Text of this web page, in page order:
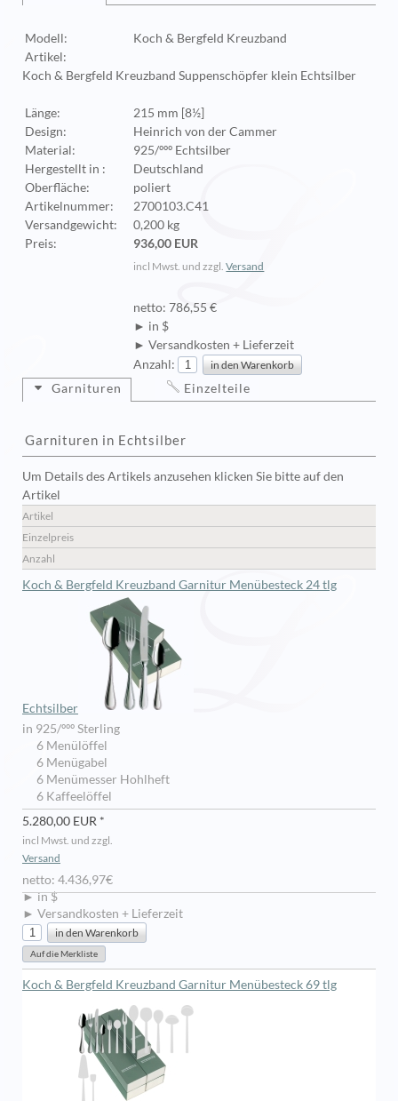
Modell:
Koch & Bergfeld Kreuzband
Artikel:
Koch & Bergfeld Kreuzband Suppenschöpfer klein Echtsilber
Länge:
215 mm [8½]
Design:
Heinrich von der Cammer
Material:
925/ººº Echtsilber
Hergestellt in :
Deutschland
Oberfläche:
poliert
Artikelnummer:
2700103.C41
Versandgewicht:
0,200 kg
Preis: 936,00 EUR
incl Mwst. und zzgl.Versand
netto: 786,55 €
► in $
► Versandkosten + Lieferzeit
Anzahl:
Garnituren
Garnituren in Echtsilber
Um Details des Artikels anzusehen klicken Sie bitte auf den
Artikel
Artikel
Einzelpreis
Anzahl
Koch & Bergfeld Kreuzband Garnitur Menübesteck 24 tlg
Echtsilber
in 925/ººº Sterling
6 Menülöffel
6 Menügabel
6 Menümesser Hohlheft
6 Kaffeelöffel
5.280,00 EUR *
incl Mwst. und zzgl.
Versand
netto: 4.436,97€
► in $
► Versandkosten + Lieferzeit
Koch & Bergfeld Kreuzband Garnitur Menübesteck 69 tlg
Einzelteile